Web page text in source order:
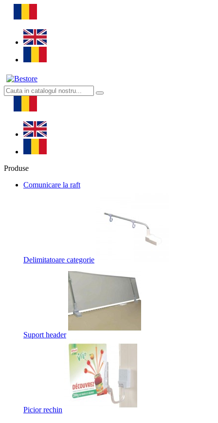
Produse
Comunicare la raft
Delimitatoare categorie
Suport header
Picior rechin